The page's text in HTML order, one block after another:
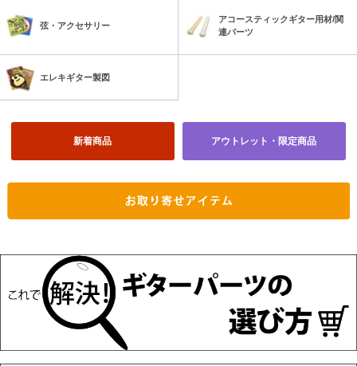
弦・アクセサリー
アコースティックギター用材/関
連パーツ
エレキギター製図
新着商品 アウトレット・限定商品